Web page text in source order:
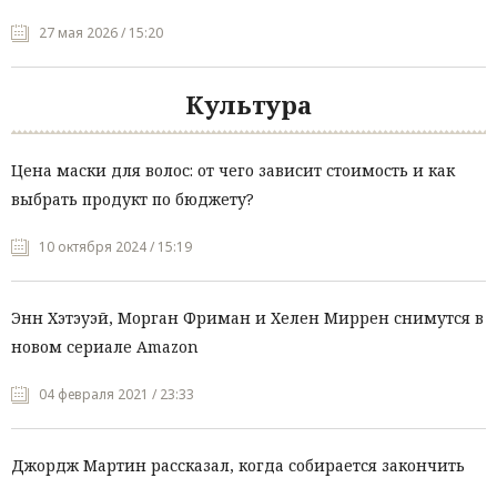
27 мая 2026 / 15:20
Культура
Цена маски для волос: от чего зависит стоимость и как
выбрать продукт по бюджету?
10 октября 2024 / 15:19
Энн Хэтэуэй, Морган Фриман и Хелен Миррен снимутся в
новом сериале Amazon
04 февраля 2021 / 23:33
Джордж Мартин рассказал, когда собирается закончить